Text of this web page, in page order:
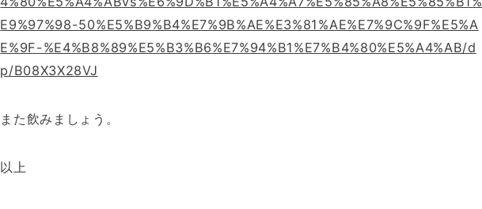
E9%97%98-50%E5%B9%B4%E7%9B%AE%E3%81%AE%E7%9C%9F%E5%A
E%9F-%E4%B8%89%E5%B3%B6%E7%94%B1%E7%B4%80%E5%A4%AB/d
p/B08X3X28VJ
また飲みましょう。
以上